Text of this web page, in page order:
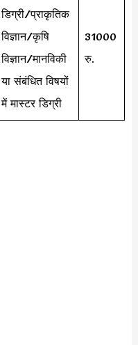
डिग्री/प्राकृतिक
विज्ञान/कृषि
विज्ञान/मानविकी
या संबंधित विषयों
में मास्टर डिग्री
31000
रु.